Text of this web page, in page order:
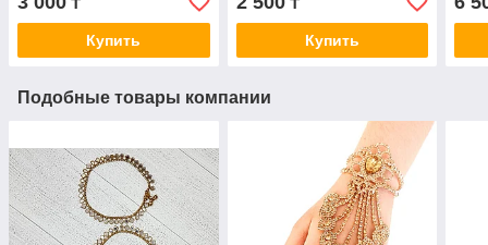
Купить Купить
Подобные товары компании